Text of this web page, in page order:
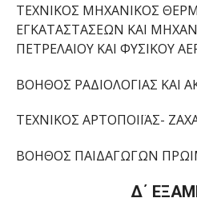
ΤΕΧΝΙΚΟΣ ΜΗΧΑΝΙΚΟΣ
ΕΓΚΑΤΑΣΤΑΣΕΩΝ ΚΑΙ
ΠΕΤΡΕΛΑΙΟΥ ΚΑΙ ΦΥΣΙΚΟΥ
ΒΟΗΘΟΣ ΡΑΔΙΟΛΟΓΙΑΣ ΚΑΙ
ΤΕΧΝΙΚΟΣ ΑΡΤΟΠΟΙΪΑΣ-
ΒΟΗΘΟΣ ΠΑΙΔΑΓΩΓΩΝ
Δ΄